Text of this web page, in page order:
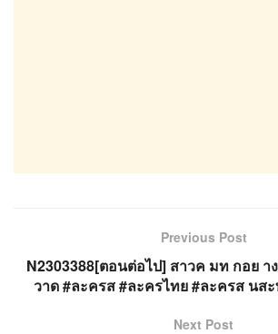
Previous Post
N2303388[ตอนต่อไป] สาวค มท กอย
วาด #ละครส #ละครไทย #ละครส นส
Next Post